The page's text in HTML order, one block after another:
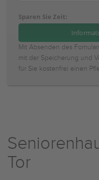
Sparen Sie Zeit:
Mit Absenden des
mit der Speicherung und
für Sie kostenfrei einen
Tor